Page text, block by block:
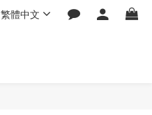
繁體中文